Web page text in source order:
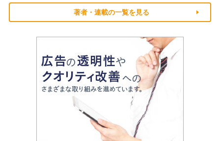
著者・連載の一覧を見る